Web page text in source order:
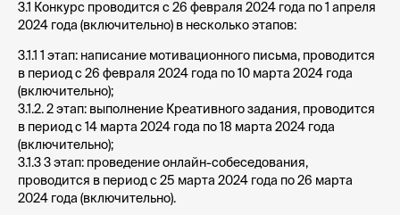
3.1 Конкурс проводится с 26 февраля 2024 года по 1 апреля
2024 года (включительно) в несколько этапов:
3.1.1 1 этап: написание мотивационного письма, проводится
в период с 26 февраля 2024 года по 10 марта 2024 года
(включительно);
3.1.2. 2 этап: выполнение Креативного задания, проводится
в период с 14 марта 2024 года по 18 марта 2024 года
(включительно);
3.1.3 3 этап: проведение онлайн-собеседования,
проводится в период с 25 марта 2024 года по 26 марта
2024 года (включительно).